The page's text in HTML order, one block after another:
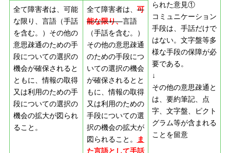
られた意見①
コミュニケーション
手段は、手話だけで
はない。文字盤等多
様な手段の保障が必
要である。
↓
その他の意思疎通と
は、要約筆記、点
字、文字盤、ピクト
グラム等が含まれる
ことを留意
全て障害者は、可能
な限り、言語（手話
を含む。）その他の
意思疎通のための手
段についての選択の
機会が確保されると
ともに、情報の取得
又は利用のための手
段についての選択の
機会の拡大が図られ
ること。
全て障害者は、可
能な限り、言語
（手話を含む。）
その他の意思疎通
のための手段につ
いての選択の機会
が確保されるとと
もに、情報の取得
又は利用のための
手段についての選
択の機会の拡大が
図られること。
ま
た言語として手話